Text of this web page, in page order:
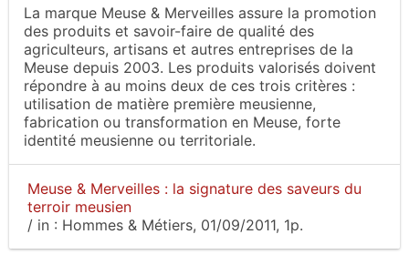
La marque Meuse & Merveilles assure la promotion
des produits et savoir-faire de qualité des
agriculteurs, artisans et autres entreprises de la
Meuse depuis 2003. Les produits valorisés doivent
répondre à au moins deux de ces trois critères :
utilisation de matière première meusienne,
fabrication ou transformation en Meuse, forte
identité meusienne ou territoriale.
Meuse & Merveilles : la signature des saveurs du
terroir meusien
/ in : Hommes & Métiers, 01/09/2011, 1p.